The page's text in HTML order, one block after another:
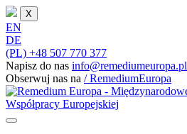
X
EN
DE
(PL) +48 507 770 377
Napisz do nas info@remediumeuropa.pl
Obserwuj nas na / RemediumEuropa